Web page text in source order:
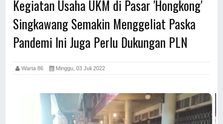
Kegiatan Usaha UKM di Pasar 'Hongkong'
Singkawang Semakin Menggeliat Paska
Pandemi Ini Juga Perlu Dukungan PLN
Warta 86 Minggu, 03 Juli 2022